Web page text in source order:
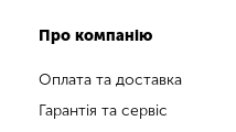
Про компанію
Оплата та доставка
Гарантія та сервіс